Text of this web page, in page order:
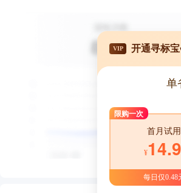
VIP 开通寻标
单
限购一次
首月试用
¥14.9
每日仅0.48